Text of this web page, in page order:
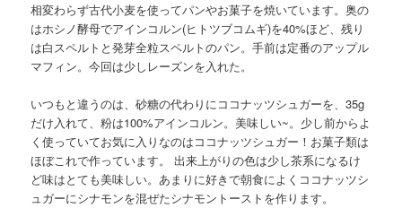
相変わらず古代小麦を使ってパンやお菓子を焼いています。奥の
はホシノ酵母でアインコルン(ヒトツブコムギ)を40%ほど、残り
は白スペルトと発芽全粒スペルトのパン。手前は定番のアップル
マフィン。今回は少しレーズンを入れた。
いつもと違うのは、砂糖の代わりにココナッツシュガーを、35g
だけ入れて、粉は100%アインコルン。美味しい~。少し前からよ
く使っていてお気に入りなのはココナッツシュガー！お菓子類は
ほぼこれで作っています。 出来上がりの色は少し茶系になるけ
ど味はとても美味しい。あまりに好きで朝食によくココナッツシ
ュガーにシナモンを混ぜたシナモントーストを作ります。